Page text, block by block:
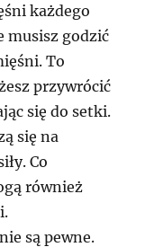
każdego
musisz godzić
To
przywrócić
się do setki.
się na
Co
również
są pewne.